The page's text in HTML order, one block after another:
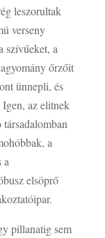
leszorultak
verseny
szívűeket, a
őrzőit
ünnepli, és
Igen, az elitnek
a
a
elsöprő
pillanatig sem